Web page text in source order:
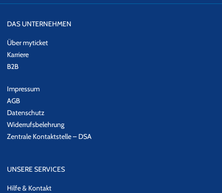
DAS UNTERNEHMEN
Über myticket
Karriere
B2B
Impressum
AGB
Datenschutz
Widerrufsbelehrung
Zentrale Kontaktstelle – DSA
UNSERE SERVICES
Hilfe & Kontakt